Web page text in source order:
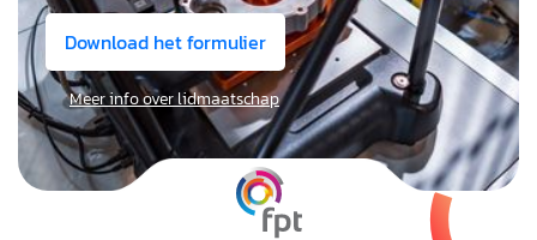
Download het formulier
Meer info over lidmaatschap